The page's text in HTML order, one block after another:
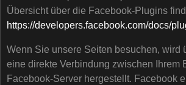
Übersicht über die Facebook-Plugins
https://developers.facebook.com/docs/
Wenn Sie unsere Seiten besuchen, wird
eine direkte Verbindung zwischen Ihrem
Facebook-Server hergestellt. Facebook